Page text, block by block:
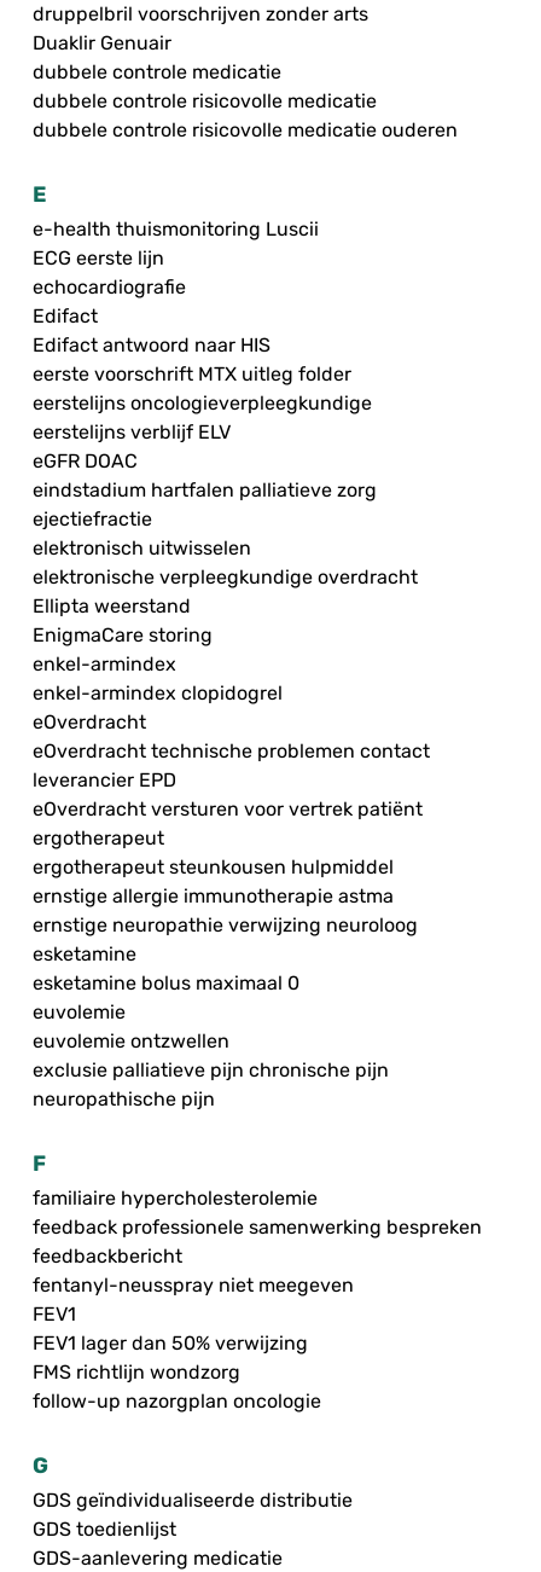
druppelbril voorschrijven zonder arts
Duaklir Genuair
dubbele controle medicatie
dubbele controle risicovolle medicatie
dubbele controle risicovolle medicatie ouderen
E
e-health thuismonitoring Luscii
ECG eerste lijn
echocardiografie
Edifact
Edifact antwoord naar HIS
eerste voorschrift MTX uitleg folder
eerstelijns oncologieverpleegkundige
eerstelijns verblijf ELV
eGFR DOAC
eindstadium hartfalen palliatieve zorg
ejectiefractie
elektronisch uitwisselen
elektronische verpleegkundige overdracht
Ellipta weerstand
EnigmaCare storing
enkel-armindex
enkel-armindex clopidogrel
eOverdracht
eOverdracht technische problemen contact
leverancier EPD
eOverdracht versturen voor vertrek patiënt
ergotherapeut
ergotherapeut steunkousen hulpmiddel
ernstige allergie immunotherapie astma
ernstige neuropathie verwijzing neuroloog
esketamine
esketamine bolus maximaal 0
euvolemie
euvolemie ontzwellen
exclusie palliatieve pijn chronische pijn
neuropathische pijn
F
familiaire hypercholesterolemie
feedback professionele samenwerking bespreken
feedbackbericht
fentanyl-neusspray niet meegeven
FEV1
FEV1 lager dan 50% verwijzing
FMS richtlijn wondzorg
follow-up nazorgplan oncologie
G
GDS geïndividualiseerde distributie
GDS toedienlijst
GDS-aanlevering medicatie